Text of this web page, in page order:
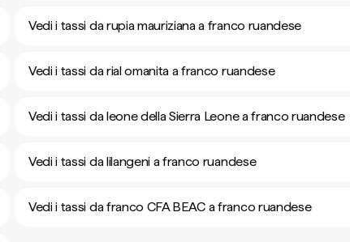
Vedi i tassi da rupia mauriziana a franco ruandese
Vedi i tassi da rial omanita a franco ruandese
Vedi i tassi da leone della Sierra Leone a franco ruandese
Vedi i tassi da lilangeni a franco ruandese
Vedi i tassi da franco CFA BEAC a franco ruandese